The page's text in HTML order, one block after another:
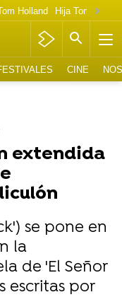
Holland Hija Tom
CINE
extendida
se pone en
la
de 'El Señor
escritas por